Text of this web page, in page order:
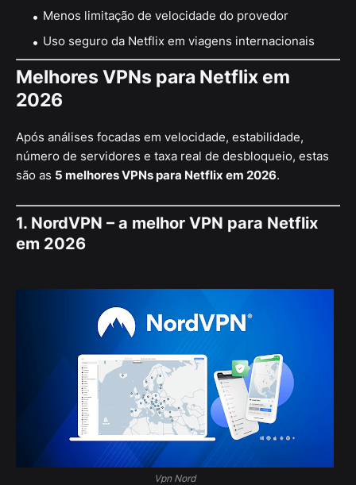
Menos limitação de velocidade do provedor
Uso seguro da Netflix em viagens internacionais
Melhores VPNs para Netflix em
2026
Após análises focadas em velocidade, estabilidade,
número de servidores e taxa real de desbloqueio, estas
são as 5 melhores VPNs para Netflix em 2026.
1. NordVPN – a melhor VPN para Netflix
em 2026
Vpn Nord